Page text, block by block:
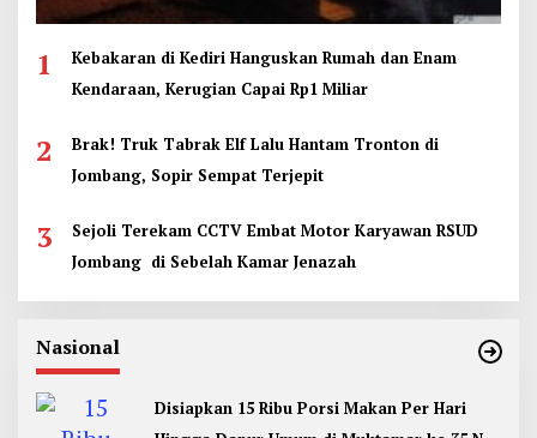
1
Kebakaran di Kediri Hanguskan Rumah dan Enam
Kendaraan, Kerugian Capai Rp1 Miliar
2
Brak! Truk Tabrak Elf Lalu Hantam Tronton di
Jombang, Sopir Sempat Terjepit
3
Sejoli Terekam CCTV Embat Motor Karyawan RSUD
Jombang di Sebelah Kamar Jenazah
Nasional
Disiapkan 15 Ribu Porsi Makan Per Hari